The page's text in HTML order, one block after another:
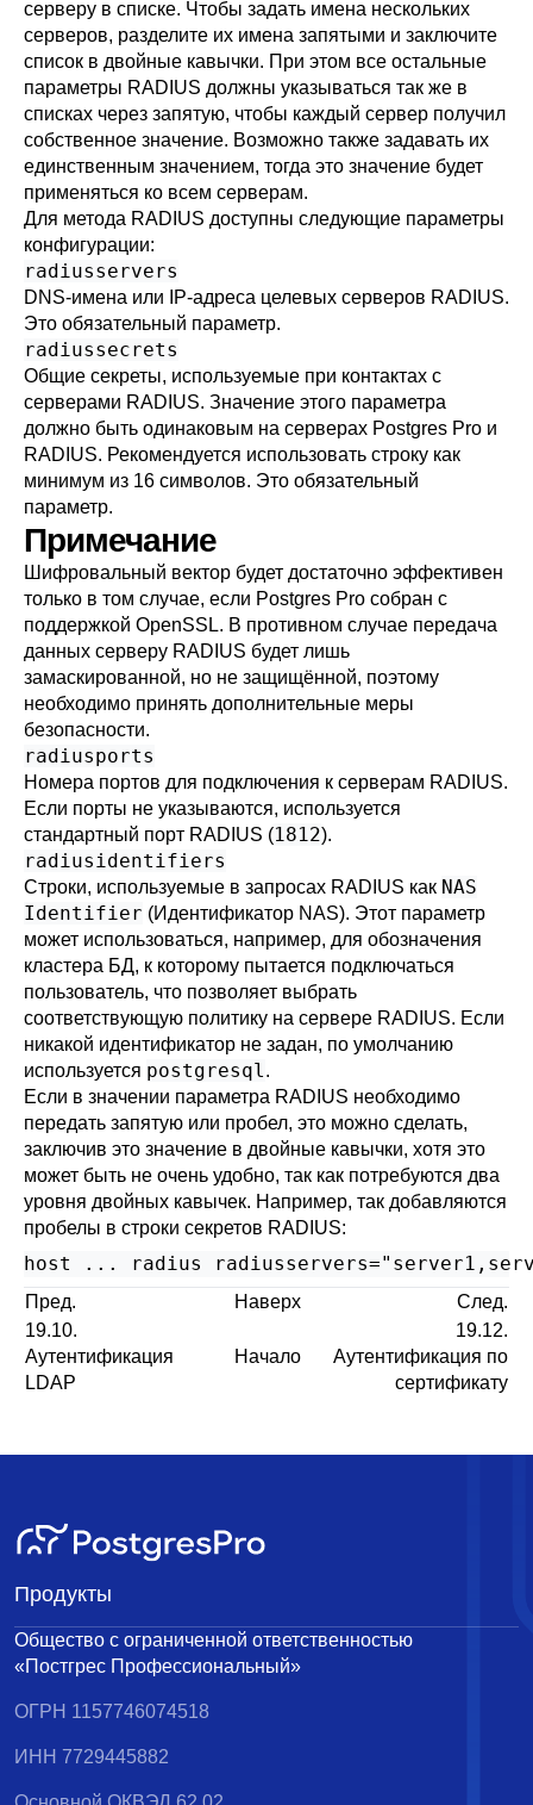
серверу в списке. Чтобы задать имена нескольких
серверов, разделите их имена запятыми и заключите
список в двойные кавычки. При этом все остальные
параметры RADIUS должны указываться так же в
списках через запятую, чтобы каждый сервер получил
собственное значение. Возможно также задавать их
единственным значением, тогда это значение будет
применяться ко всем серверам.
Для метода RADIUS доступны следующие параметры
конфигурации:
radiusservers
DNS-имена или IP-адреса целевых серверов RADIUS.
Это обязательный параметр.
radiussecrets
Общие секреты, используемые при контактах с
серверами RADIUS. Значение этого параметра
должно быть одинаковым на серверах Postgres Pro и
RADIUS. Рекомендуется использовать строку как
минимум из 16 символов. Это обязательный
параметр.
Примечание
Шифровальный вектор будет достаточно эффективен
только в том случае, если Postgres Pro собран с
поддержкой OpenSSL. В противном случае передача
данных серверу RADIUS будет лишь
замаскированной, но не защищённой, поэтому
необходимо принять дополнительные меры
безопасности.
radiusports
Номера портов для подключения к серверам RADIUS.
Если порты не указываются, используется
стандартный порт RADIUS (1812).
radiusidentifiers
Строки, используемые в запросах RADIUS как NAS
Identifier (Идентификатор NAS). Этот параметр
может использоваться, например, для обозначения
кластера БД, к которому пытается подключаться
пользователь, что позволяет выбрать
соответствующую политику на сервере RADIUS. Если
никакой идентификатор не задан, по умолчанию
используется postgresql.
Если в значении параметра RADIUS необходимо
передать запятую или пробел, это можно сделать,
заключив это значение в двойные кавычки, хотя это
может быть не очень удобно, так как потребуются два
уровня двойных кавычек. Например, так добавляются
пробелы в строки секретов RADIUS:
host ... radius
Пред. Наверх
След.
19.10.
Аутентификация
LDAP
Начало
19.12.
Аутентификация по
сертификату
Общество с ограниченной ответственностью
«Постгрес Профессиональный»
ОГРН 1157746074518
ИНН 7729445882
Продукты